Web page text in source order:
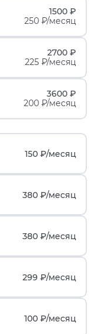
1500 ₽
250 ₽/месяц
2700 ₽
225 ₽/месяц
3600 ₽
200 ₽/месяц
150 ₽/месяц
380 ₽/месяц
380 ₽/месяц
299 ₽/месяц
100 ₽/месяц